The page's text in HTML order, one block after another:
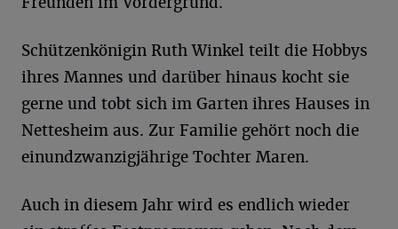
Schützenkönigin Ruth Winkel teilt die Hobbys
ihres Mannes und darüber hinaus kocht sie
gerne und tobt sich im Garten ihres Hauses in
Nettesheim aus. Zur Familie gehört noch die
einundzwanzigjährige Tochter Maren.
Auch in diesem Jahr wird es endlich wieder